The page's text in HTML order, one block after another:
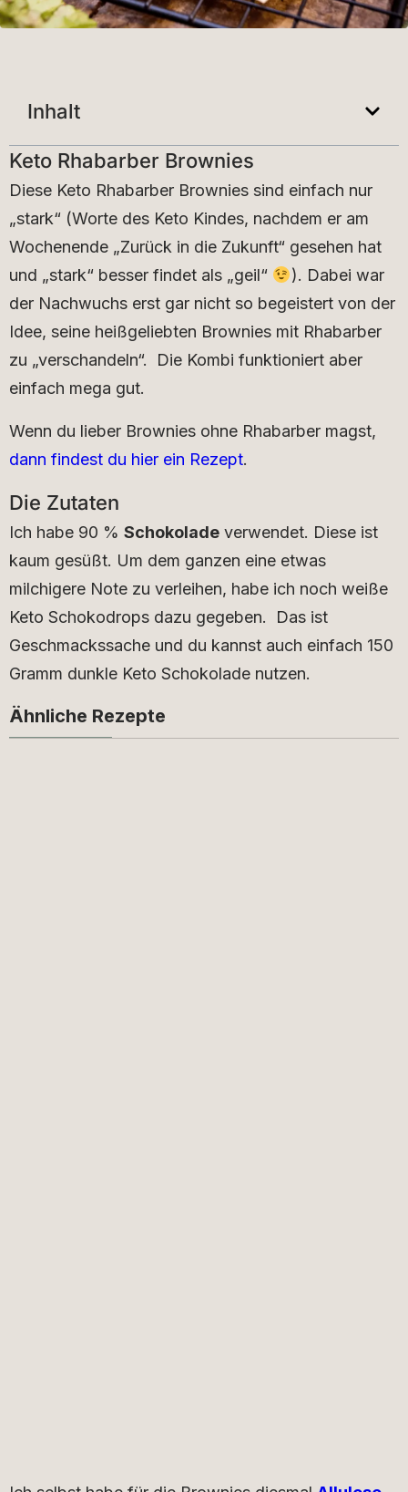
Inhalt
Keto Rhabarber Brownies
Diese Keto Rhabarber Brownies sind einfach nur
„stark“ (Worte des Keto Kindes, nachdem er am
Wochenende „Zurück in die Zukunft“ gesehen hat
und „stark“ besser findet als „geil“
). Dabei war
der Nachwuchs erst gar nicht so begeistert von der
Idee, seine heißgeliebten Brownies mit Rhabarber
zu „verschandeln“. Die Kombi funktioniert aber
einfach mega gut.
Wenn du lieber Brownies ohne Rhabarber magst,
dann findest du hier ein Rezept.
Die Zutaten
Ich habe 90 % Schokolade verwendet. Diese ist
kaum gesüßt. Um dem ganzen eine etwas
milchigere Note zu verleihen, habe ich noch weiße
Keto Schokodrops dazu gegeben. Das ist
Geschmackssache und du kannst auch einfach 150
Gramm dunkle Keto Schokolade nutzen.
Ähnliche Rezepte